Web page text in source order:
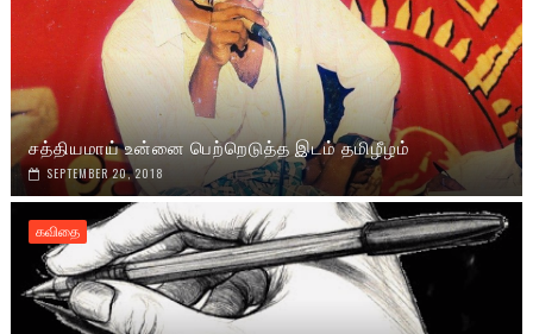
சத்தியமாய் உன்னை பெற்றெடுத்த இடம் தமிழீழம்
SEPTEMBER 20, 2018
கவிதை